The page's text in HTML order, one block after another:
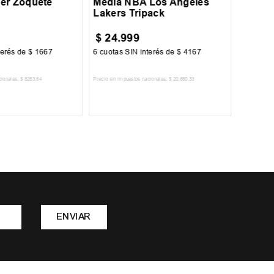
de$ 1667
$ 8263,64
Lakers Tripack
$ 24.999
6 cuotas SIN interés de$ 4167
Precio sin impuestos nacionales: $ 20.660 ,33
ENVIAR